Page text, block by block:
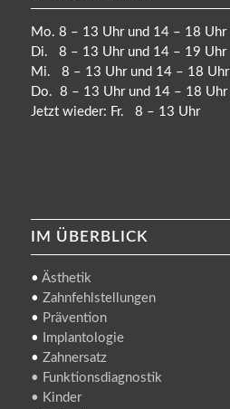
Mo. 8 – 13 Uhr und 14 – 18 Uhr
Di. 8 – 13 Uhr und 14 – 19 Uhr
Mi. 8 – 13 Uhr und 14 – 18 Uhr
Do. 8 – 13 Uhr und 14 – 18 Uhr
Jetzt wieder: Fr. 8 – 13 Uhr
IM ÜBERBLICK
• Ästhetik
• Zahnfehlstellungen
• Prävention
•
Implantologie
• Zahnersatz
• Funktionsdiagnostik
• Kinder